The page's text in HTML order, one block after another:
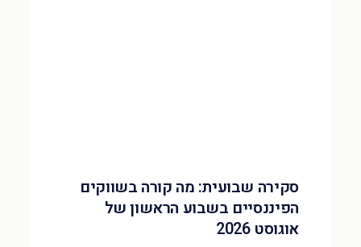
סקירה שבועית: מה קורה בשווקים
הפיננסיים בשבוע הראשון של
אוגוסט 2026